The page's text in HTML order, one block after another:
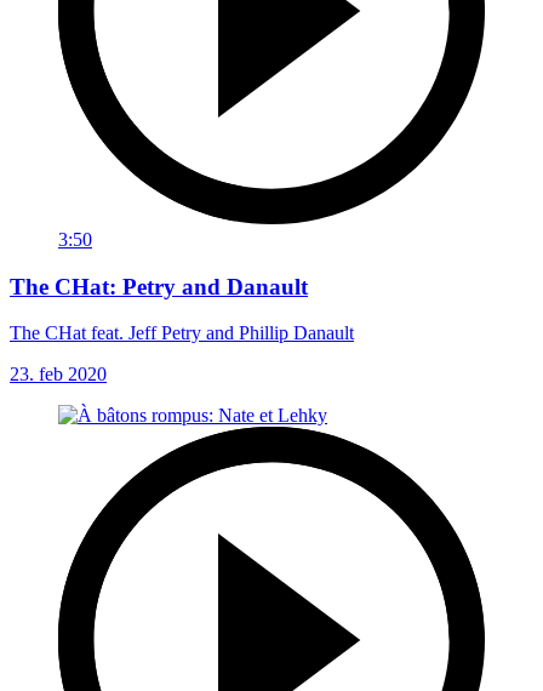
3:50
The CHat: Petry and Danault
The CHat feat. Jeff Petry and Phillip Danault
23. feb 2020